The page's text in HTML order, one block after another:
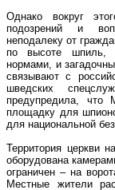
Однако вокруг
подозрений и
неподалеку от
по высоте шпиль,
нормами, и
связывают с
шведских
предупредила, что
площадку для
для национальной
Территория церкви
оборудована
ограничен – на
Местные жители